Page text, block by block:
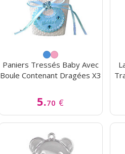
Paniers Tressés Baby Avec
Boule Contenant Dragées X3
5.70 €